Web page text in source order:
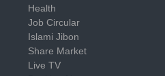
Health
Job Circular
Islami Jibon
Share Market
Live TV